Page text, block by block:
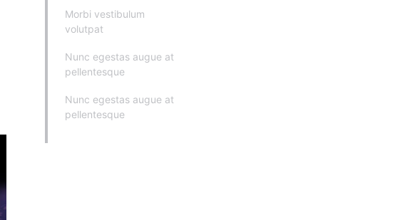
Morbi vestibulum
volutpat
Nunc egestas augue at
pellentesque
Nunc egestas augue at
pellentesque